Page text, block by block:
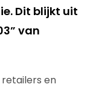
Dit blijkt uit
van
en